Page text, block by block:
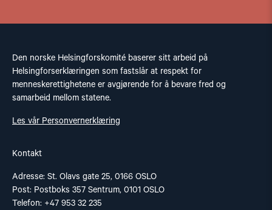
Den norske Helsingforskomité baserer sitt arbeid på
Helsingforserklæringen som fastslår at respekt for
menneskerettighetene er avgjørende for å bevare fred og
samarbeid mellom statene.
Les vår Personvernerklæring
Kontakt
Adresse: St. Olavs gate 25, 0166 OSLO
Post: Postboks 357 Sentrum, 0101 OSLO
Telefon: +47 953 32 235